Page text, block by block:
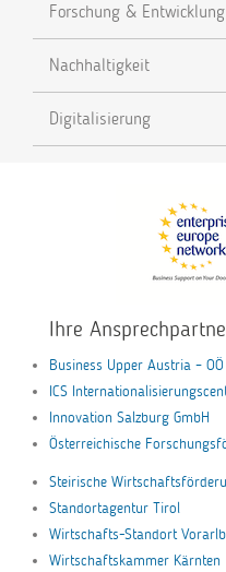
Forschung & Entwicklung
Nachhaltigkeit
Digitalisierung
Ihre
Business Upper Austria –
ICS
Innovation Salzburg GmbH
Österreichische
Steirische
Standortagentur Tirol
Wirtschafts-Standort
Wirtschaftskammer Kärnten